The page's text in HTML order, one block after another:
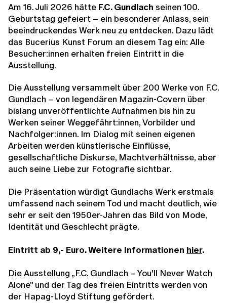
Am 16. Juli 2026 hätte F.C. Gundlach seinen 100.
Geburtstag gefeiert – ein besonderer Anlass, sein
beeindruckendes Werk neu zu entdecken. Dazu lädt
das Bucerius Kunst Forum an diesem Tag ein: Alle
Besucher:innen erhalten freien Eintritt in die
Ausstellung.
Die Ausstellung versammelt über 200 Werke von F.C.
Gundlach – von legendären Magazin-Covern über
bislang unveröffentlichte Aufnahmen bis hin zu
Werken seiner Weggefährt:innen, Vorbilder und
Nachfolger:innen. Im Dialog mit seinen eigenen
Arbeiten werden künstlerische Einflüsse,
gesellschaftliche Diskurse, Machtverhältnisse, aber
auch seine Liebe zur Fotografie sichtbar.
Die Präsentation würdigt Gundlachs Werk erstmals
umfassend nach seinem Tod und macht deutlich, wie
sehr er seit den 1950er-Jahren das Bild von Mode,
Identität und Geschlecht prägte.
Eintritt ab 9,- Euro. Weitere Informationen hier.
Die Ausstellung „F.C. Gundlach – You'll Never Watch
Alone" und der Tag des freien Eintritts werden von
der Hapag-Lloyd Stiftung gefördert.